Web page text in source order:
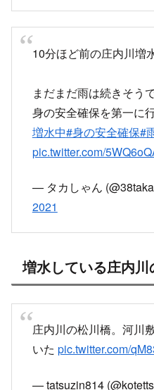
目次
水位が上がって
増水している庄
水位が上がって危